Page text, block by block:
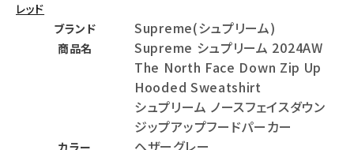
レッド
ブランド
Supreme(シュプリーム)
商品名
Supreme シュプリーム 2024AW
The North Face Down Zip Up
Hooded Sweatshirt
シュプリーム ノースフェイスダウン
ジップアップフードパーカー
ヘザーグレー